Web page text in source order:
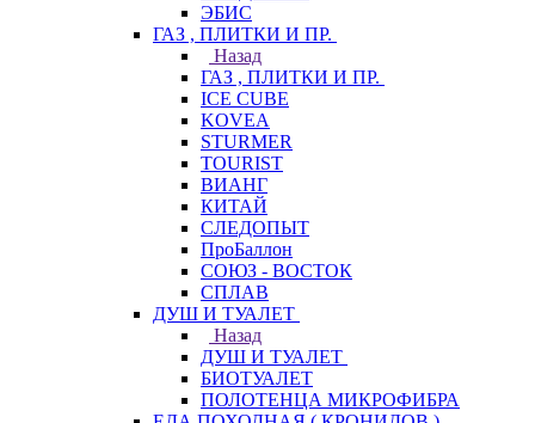
ЭБИС
ГАЗ , ПЛИТКИ И ПР.
Назад
ГАЗ , ПЛИТКИ И ПР.
ICE CUBE
KOVEA
STURMER
TOURIST
ВИАНГ
КИТАЙ
СЛЕДОПЫТ
ПроБаллон
СОЮЗ - ВОСТОК
СПЛАВ
ДУШ И ТУАЛЕТ
Назад
ДУШ И ТУАЛЕТ
БИОТУАЛЕТ
ПОЛОТЕНЦА МИКРОФИБРА